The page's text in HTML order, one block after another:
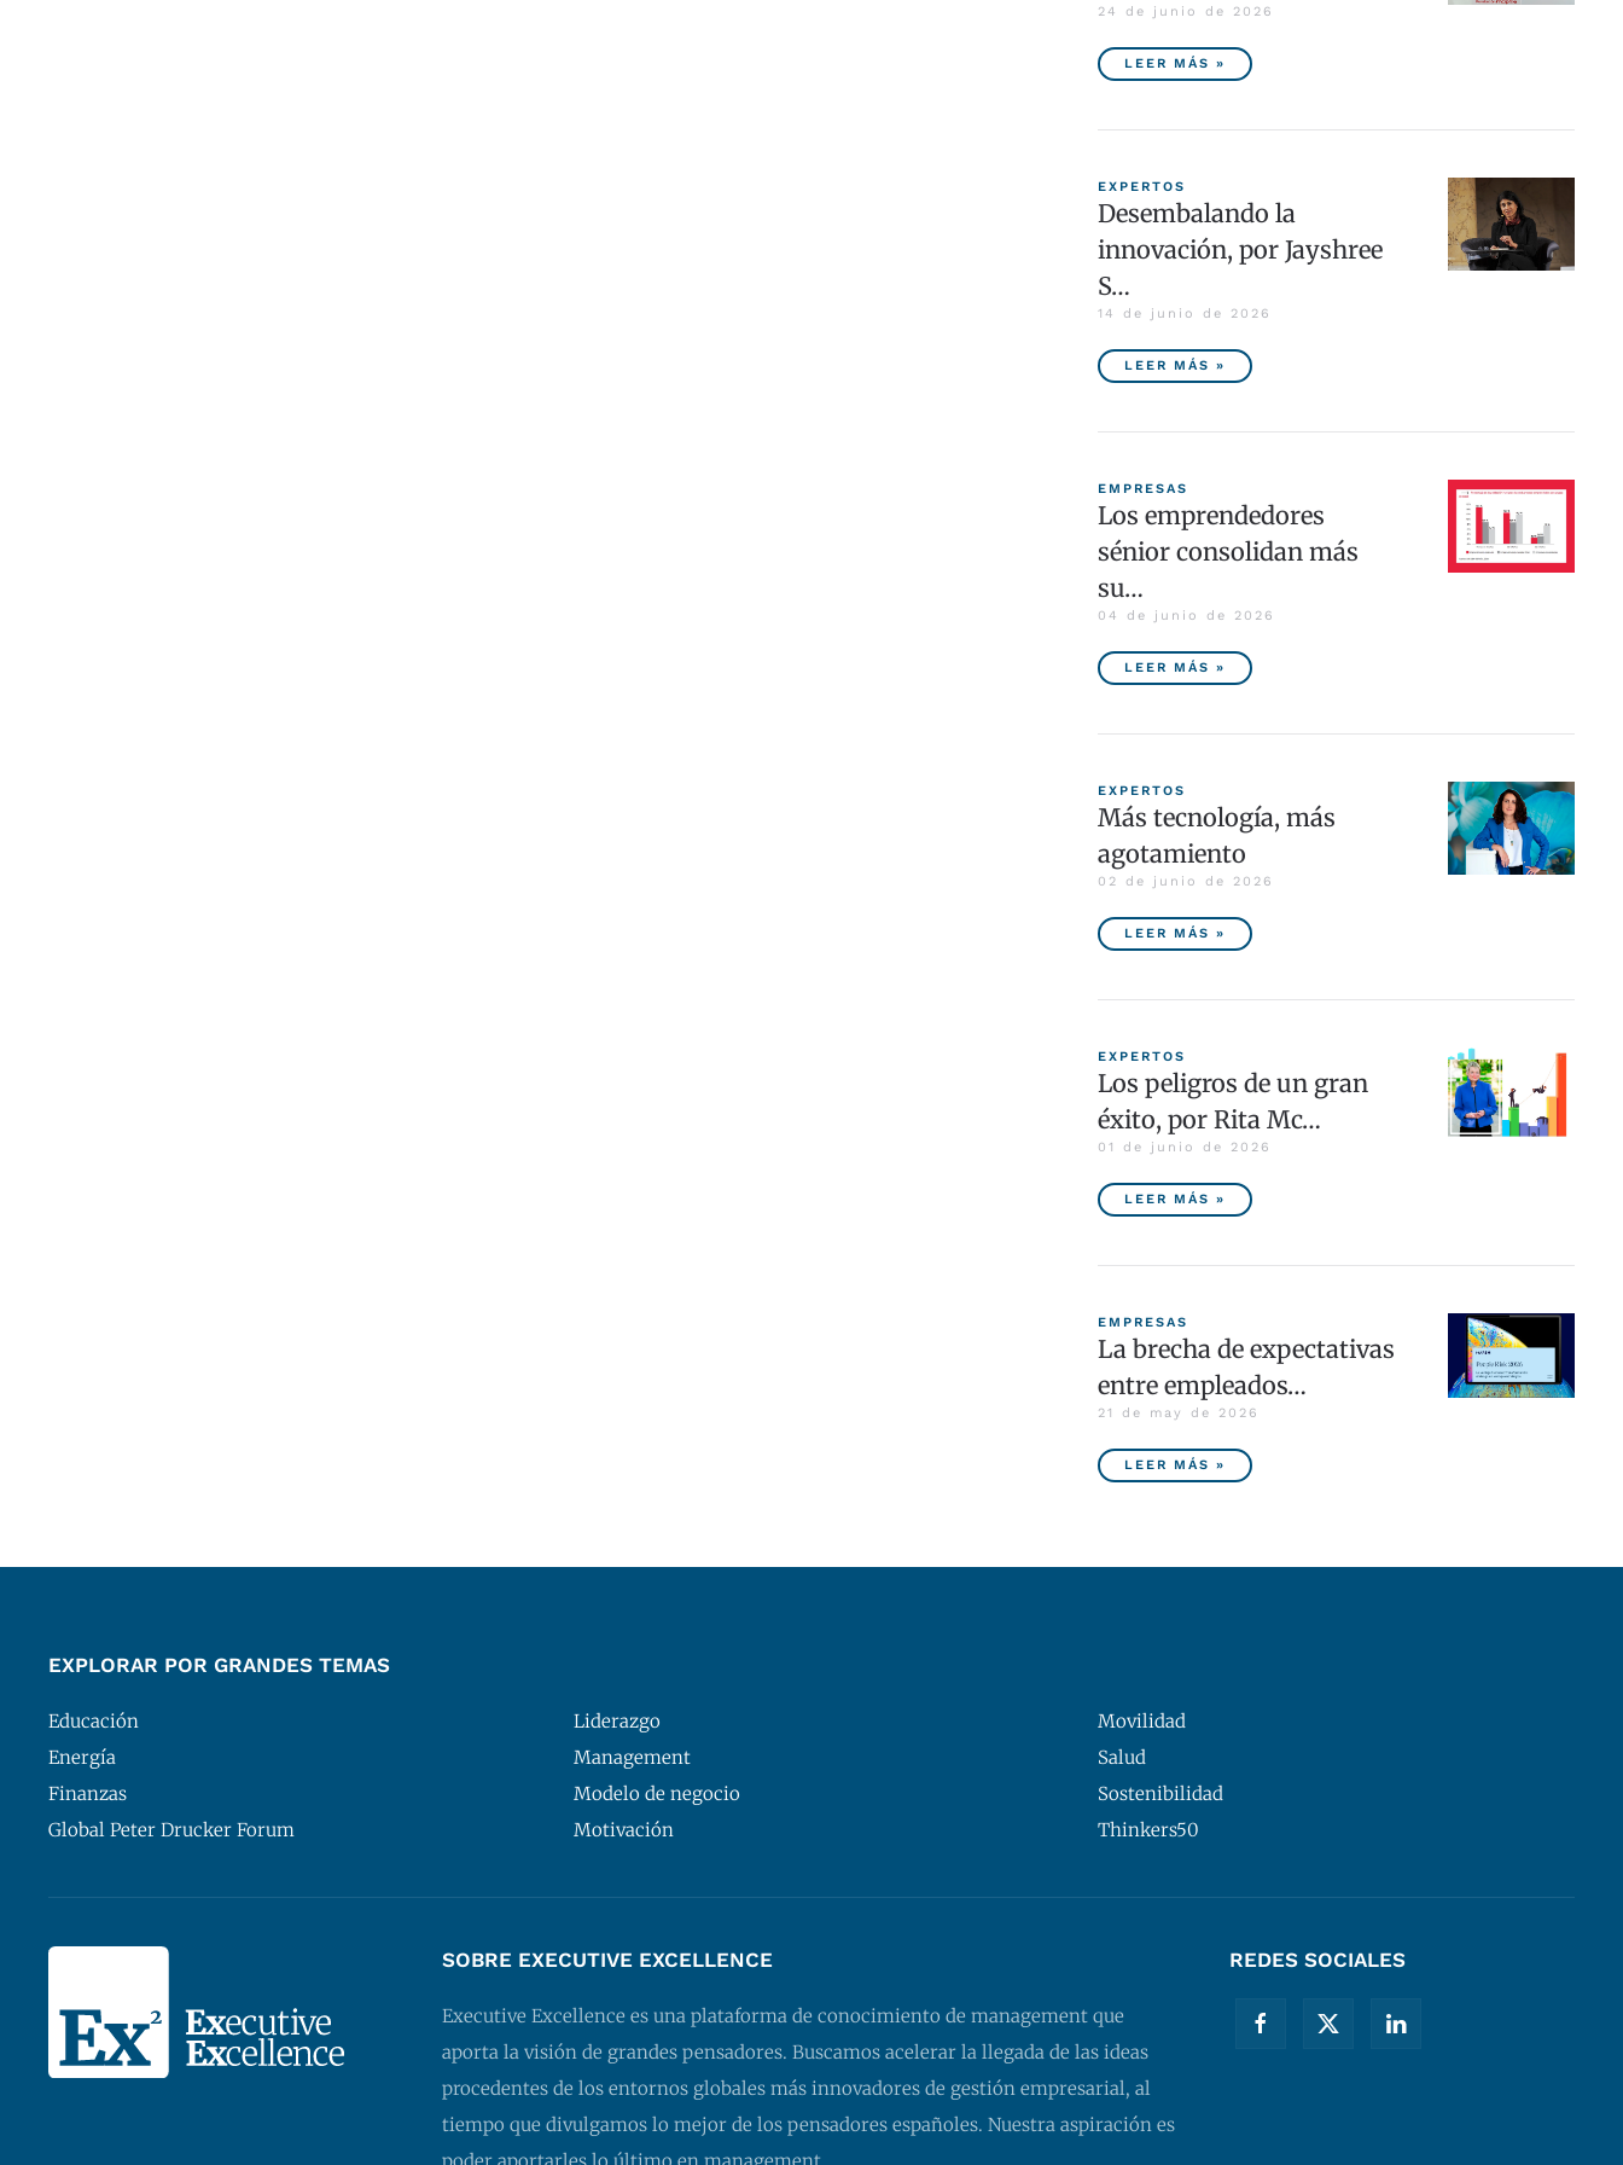
24 de junio de 2026
LEER MÁS »
EXPERTOS
Desembalando la
innovación, por Jayshree
S…
14 de junio de 2026
LEER MÁS »
EMPRESAS
Los emprendedores
sénior consolidan más
su…
04 de junio de 2026
LEER MÁS »
EXPERTOS
Más tecnología, más
agotamiento
02 de junio de 2026
LEER MÁS »
EXPERTOS
Los peligros de un gran
éxito, por Rita Mc…
01 de junio de 2026
LEER MÁS »
EMPRESAS
La brecha de expectativas
entre empleados…
21 de may de 2026
LEER MÁS »
EXPLORAR POR GRANDES TEMAS
Educación
Energía
Finanzas
Global Peter Drucker Forum
Liderazgo
Management
Modelo de negocio
Motivación
Movilidad
Salud
Sostenibilidad
Thinkers50
SOBRE EXECUTIVE EXCELLENCE
Executive Excellence es una plataforma de conocimiento de management que
aporta la visión de grandes pensadores. Buscamos acelerar la llegada de las ideas
procedentes de los entornos globales más innovadores de gestión empresarial, al
tiempo que divulgamos lo mejor de los pensadores españoles. Nuestra aspiración es
REDES SOCIALES